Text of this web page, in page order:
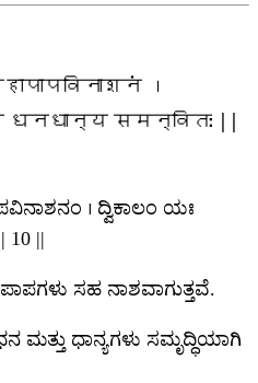
।
धनधान्य समन्वितः ||
। ದ್ವಿಕಾಲಂ ಯಃ
10 ||
ಸಹ ನಾಶವಾಗುತ್ತವೆ.
ಮತ್ತು ಧಾನ್ಯಗಳು ಸಮೃದ್ಧಿಯಾಗಿ